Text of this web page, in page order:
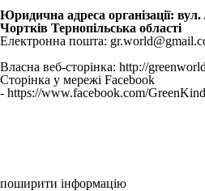
Юридична адреса організації:
Чортків Тернопільська області
Електронна пошта:
Власна веб-сторінка: http://
Сторінка у мережі Facebook
- https://www.facebook.com/
поширити інформацію